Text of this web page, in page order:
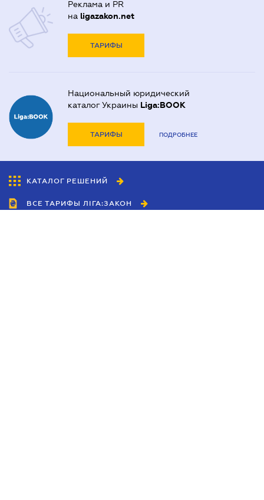
Реклама и PR
на ligazakon.net
ТАРИФЫ
Национальный юридический
каталог Украины Liga:BOOK
ТАРИФЫ ПОДРОБНЕЕ
КАТАЛОГ РЕШЕНИЙ
ВСЕ ТАРИФЫ ЛІГА:ЗАКОН